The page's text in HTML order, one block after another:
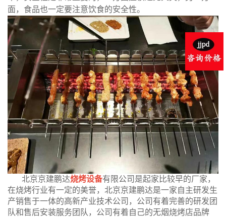
面，食品也一定要注意饮食的安全性。
北京京建鹏达烧烤设备有限公司是起家比较早的厂家，
在烧烤行业有一定的美誉，北京京建鹏达是一家自主研发生
产销售于一体的高新产业技术公司，公司有着完善的研发团
队和售后安装服务团队，公司有着自己的无烟烧烤店品牌